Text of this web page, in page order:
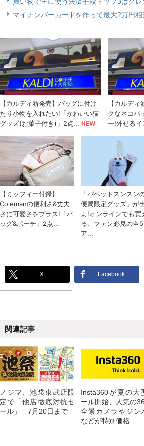
マイナンバーカードを作って最大2万円
X Facebook
関連記事
ノジマ、池袋東武店限
定で「他店徹底対抗セ
ール」 7月20日まで
Insta360が夏の大
ール開始、人気の
全景カメラやジン
などが特別価格